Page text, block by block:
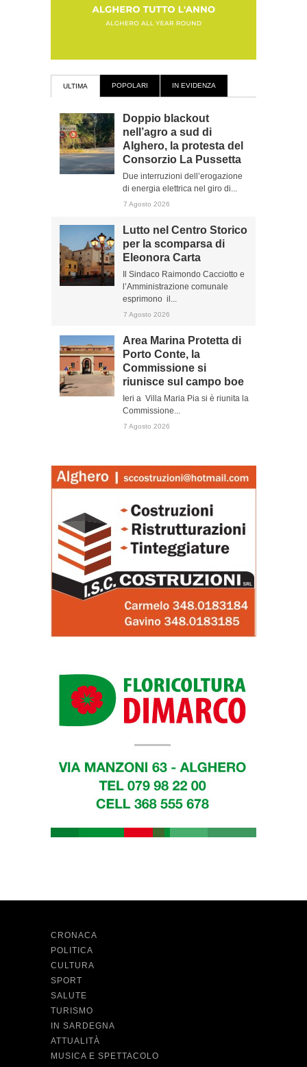
ULTIMA POPOLARI IN EVIDENZA
Doppio blackout
nell’agro a sud di
Alghero, la protesta del
Consorzio La Pussetta
Due interruzioni dell’erogazione
di energia elettrica nel giro di...
7 Agosto 2026
Lutto nel Centro Storico
per la scomparsa di
Eleonora Carta
Il Sindaco Raimondo Cacciotto e
l’Amministrazione comunale
esprimono il...
7 Agosto 2026
Area Marina Protetta di
Porto Conte, la
Commissione si
riunisce sul campo boe
Ieri a Villa Maria Pia si è riunita la
Commissione...
7 Agosto 2026
CRONACA
POLITICA
CULTURA
SPORT
SALUTE
TURISMO
IN SARDEGNA
ATTUALITÀ
MUSICA E SPETTACOLO